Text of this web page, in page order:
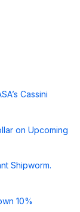
Cassini
on Upcoming
Shipworm.
10%